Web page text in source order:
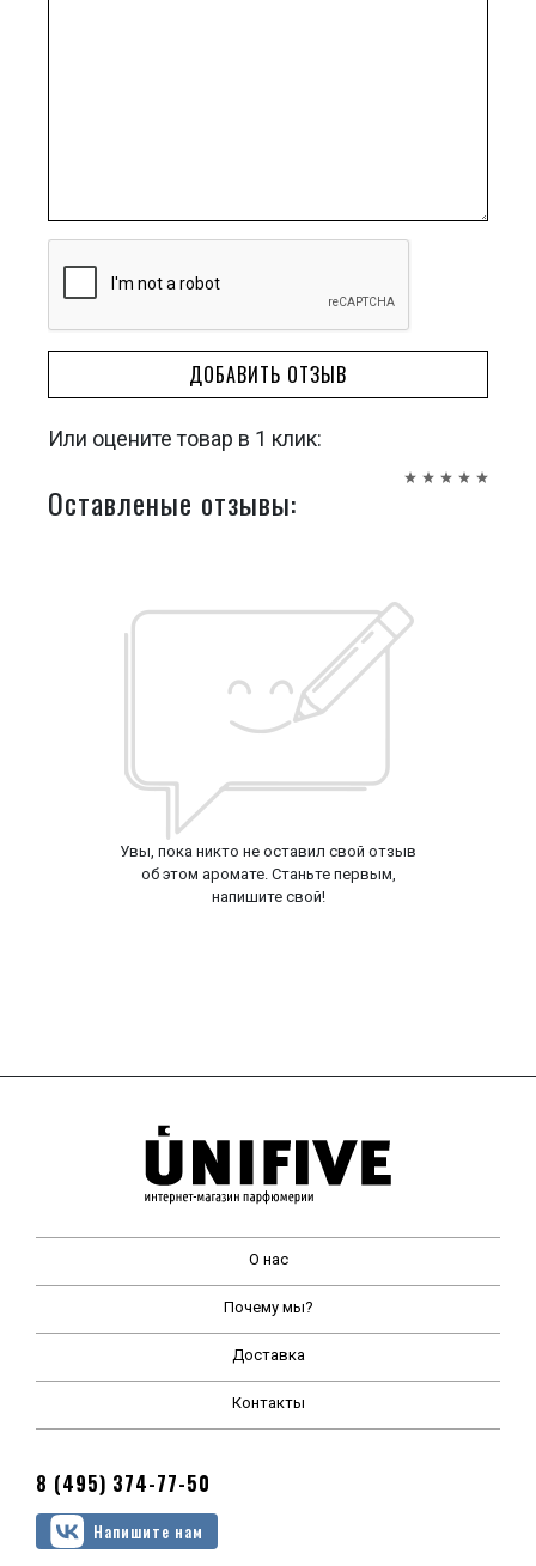
ДОБАВИТЬ ОТЗЫВ
Или оцените товар в 1 клик:
Оставленые отзывы:
Увы, пока никто не оставил свой отзыв
об этом аромате. Станьте первым,
напишите свой!
О нас
Почему мы?
Доставка
Контакты
8 (495) 374-77-50
Напишите нам